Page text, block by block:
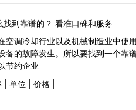
找到靠谱的？ 看准口碑和服务
空调冷却行业以及机械制造业中使
备的故障发生。所以要找到一个靠
节约企业
| 单位 价格|